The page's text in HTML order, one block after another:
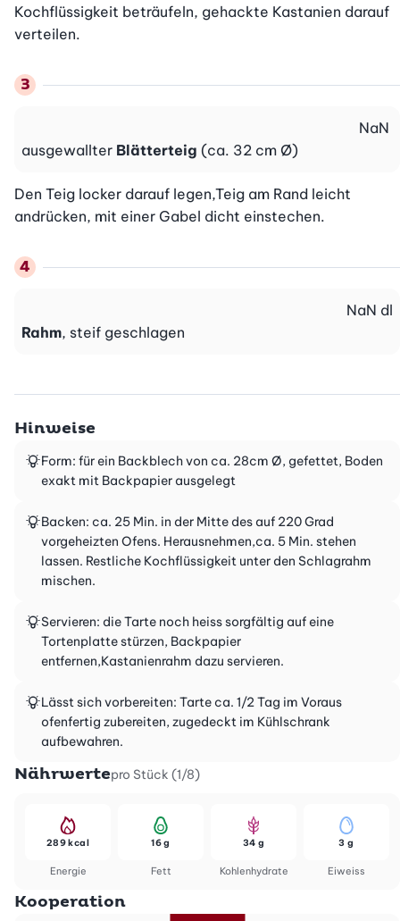
Kochflüssigkeit beträufeln, gehackte Kastanien darauf
verteilen.
ausgewallter Blätterteig (ca. 32 cm Ø)
NaN
Den Teig locker darauf legen,Teig am Rand leicht
andrücken, mit einer Gabel dicht einstechen.
Rahm, steif geschlagen
NaN dl
Hinweise
Form: für ein Backblech von ca. 28cm Ø, gefettet, Boden
exakt mit Backpapier ausgelegt
Backen: ca. 25 Min. in der Mitte des auf 220 Grad
vorgeheizten Ofens. Herausnehmen,ca. 5 Min. stehen
lassen. Restliche Kochflüssigkeit unter den Schlagrahm
mischen.
Servieren: die Tarte noch heiss sorgfältig auf eine
Tortenplatte stürzen, Backpapier
entfernen,Kastanienrahm dazu servieren.
Lässt sich vorbereiten: Tarte ca. 1/2 Tag im Voraus
ofenfertig zubereiten, zugedeckt im Kühlschrank
aufbewahren.
Nährwertepro Stück (1/8)
Energie
289 kcal
Fett
16 g
Kohlenhydrate
34 g
Eiweiss
3 g
Kooperation